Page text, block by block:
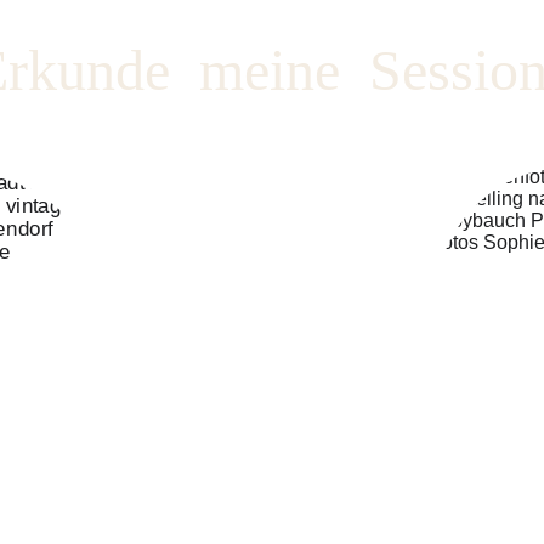
meine